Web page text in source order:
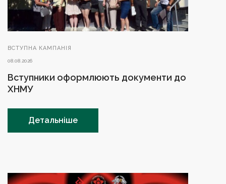
ВСТУПНА КАМПАНІЯ
08.08.2026
Вступники оформлюють документи до
ХНМУ
Детальніше